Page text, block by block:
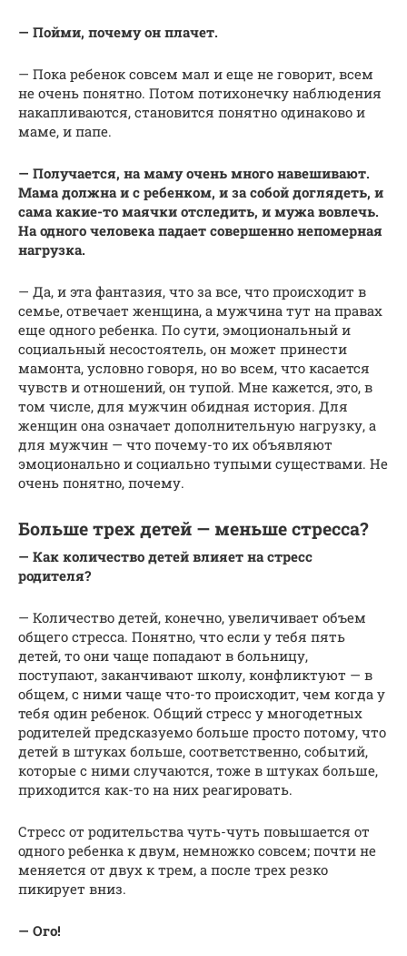
— Пойми, почему он плачет.
— Пока ребенок совсем мал и еще не говорит, всем
не очень понятно. Потом потихонечку наблюдения
накапливаются, становится понятно одинаково и
маме, и папе.
— Получается, на маму очень много навешивают.
Мама должна и с ребенком, и за собой доглядеть, и
сама какие-то маячки отследить, и мужа вовлечь.
На одного человека падает совершенно непомерная
нагрузка.
— Да, и эта фантазия, что за все, что происходит в
семье, отвечает женщина, а мужчина тут на правах
еще одного ребенка. По сути, эмоциональный и
социальный несостоятель, он может принести
мамонта, условно говоря, но во всем, что касается
чувств и отношений, он тупой. Мне кажется, это, в
том числе, для мужчин обидная история. Для
женщин она означает дополнительную нагрузку, а
для мужчин — что почему-то их объявляют
эмоционально и социально тупыми существами. Не
очень понятно, почему.
Больше трех детей — меньше стресса?
— Как количество детей влияет на стресс
родителя?
— Количество детей, конечно, увеличивает объем
общего стресса. Понятно, что если у тебя пять
детей, то они чаще попадают в больницу,
поступают, заканчивают школу, конфликтуют — в
общем, с ними чаще что-то происходит, чем когда у
тебя один ребенок. Общий стресс у многодетных
родителей предсказуемо больше просто потому, что
детей в штуках больше, соответственно, событий,
которые с ними случаются, тоже в штуках больше,
приходится как-то на них реагировать.
Стресс от родительства чуть-чуть повышается от
одного ребенка к двум, немножко совсем; почти не
меняется от двух к трем, а после трех резко
пикирует вниз.
— Ого!